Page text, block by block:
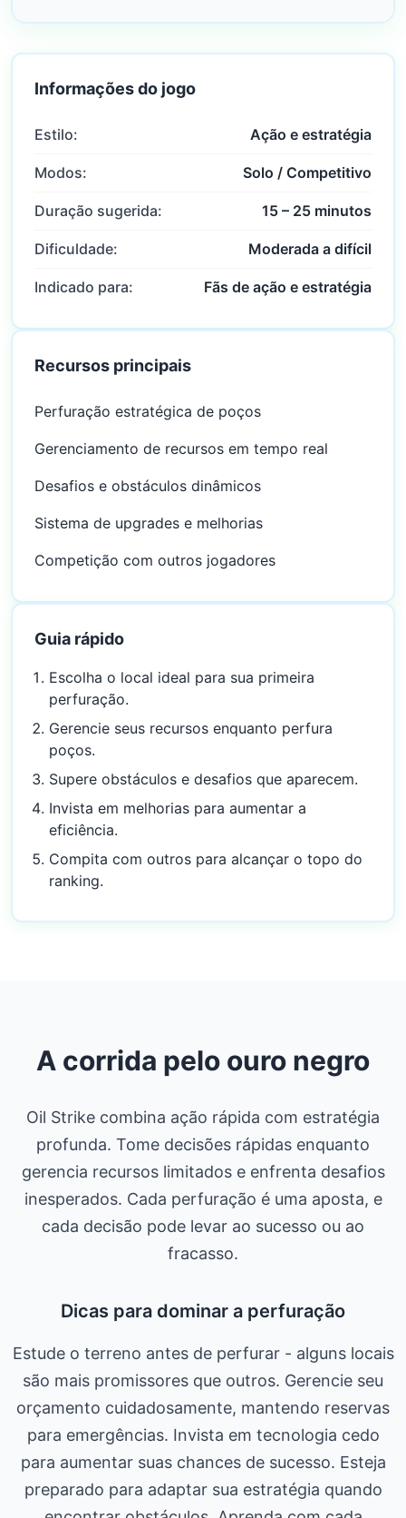
Informações do jogo
Estilo: Ação e estratégia
Modos: Solo / Competitivo
Duração sugerida: 15 – 25 minutos
Dificuldade: Moderada a difícil
Indicado para: Fãs de ação e estratégia
Recursos principais
Perfuração estratégica de poços
Gerenciamento de recursos em tempo real
Desafios e obstáculos dinâmicos
Sistema de upgrades e melhorias
Competição com outros jogadores
Guia rápido
Escolha o local ideal para sua primeira
perfuração.
Gerencie seus recursos enquanto perfura
poços.
Supere obstáculos e desafios que aparecem.
Invista em melhorias para aumentar a
eficiência.
Compita com outros para alcançar o topo do
ranking.
A corrida pelo ouro negro
Oil Strike combina ação rápida com estratégia
profunda. Tome decisões rápidas enquanto
gerencia recursos limitados e enfrenta desafios
inesperados. Cada perfuração é uma aposta, e
cada decisão pode levar ao sucesso ou ao
fracasso.
Dicas para dominar a perfuração
Estude o terreno antes de perfurar - alguns locais
são mais promissores que outros. Gerencie seu
orçamento cuidadosamente, mantendo reservas
para emergências. Invista em tecnologia cedo
para aumentar suas chances de sucesso. Esteja
preparado para adaptar sua estratégia quando